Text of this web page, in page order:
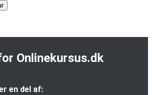
Onlinekursus.dk
en del af: